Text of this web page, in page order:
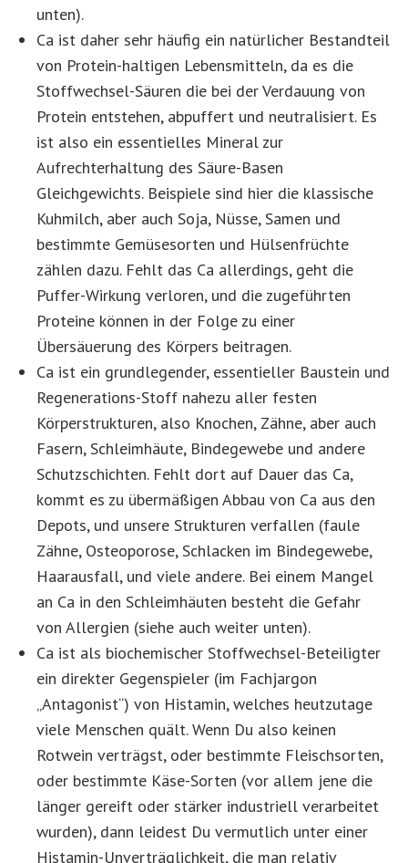
unten).
Ca ist daher sehr häufig ein natürlicher Bestandteil
von Protein-haltigen Lebensmitteln, da es die
Stoffwechsel-Säuren die bei der Verdauung von
Protein entstehen, abpuffert und neutralisiert. Es
ist also ein essentielles Mineral zur
Aufrechterhaltung des Säure-Basen
Gleichgewichts. Beispiele sind hier die klassische
Kuhmilch, aber auch Soja, Nüsse, Samen und
bestimmte Gemüsesorten und Hülsenfrüchte
zählen dazu. Fehlt das Ca allerdings, geht die
Puffer-Wirkung verloren, und die zugeführten
Proteine können in der Folge zu einer
Übersäuerung des Körpers beitragen.
Ca ist ein grundlegender, essentieller Baustein und
Regenerations-Stoff nahezu aller festen
Körperstrukturen, also Knochen, Zähne, aber auch
Fasern, Schleimhäute, Bindegewebe und andere
Schutzschichten. Fehlt dort auf Dauer das Ca,
kommt es zu übermäßigen Abbau von Ca aus den
Depots, und unsere Strukturen verfallen (faule
Zähne, Osteoporose, Schlacken im Bindegewebe,
Haarausfall, und viele andere. Bei einem Mangel
an Ca in den Schleimhäuten besteht die Gefahr
von Allergien (siehe auch weiter unten).
Ca ist als biochemischer Stoffwechsel-Beteiligter
ein direkter Gegenspieler (im Fachjargon
„Antagonist“) von Histamin, welches heutzutage
viele Menschen quält. Wenn Du also keinen
Rotwein verträgst, oder bestimmte Fleischsorten,
oder bestimmte Käse-Sorten (vor allem jene die
länger gereift oder stärker industriell verarbeitet
wurden), dann leidest Du vermutlich unter einer
Histamin-Unverträglichkeit, die man relativ